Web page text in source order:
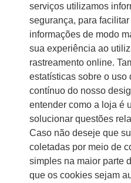
serviços utilizamos
segurança, para
informações de modo
sua experiência ao
rastreamento online.
estatísticas sobre o uso
contínuo do nosso
entender como a loja é
solucionar questões
Caso não deseje que
coletadas por meio de
simples na maior parte
que os cookies sejam